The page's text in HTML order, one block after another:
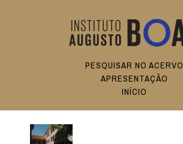
PESQUISAR NO ACERVO
APRESENTAÇÃO
INÍCIO